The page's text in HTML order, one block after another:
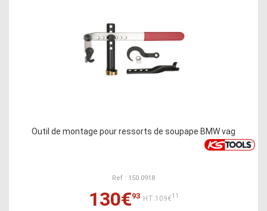
Outil de montage pour ressorts de soupape BMW vag
Ref : 150.0918
130€93 HT:109€11